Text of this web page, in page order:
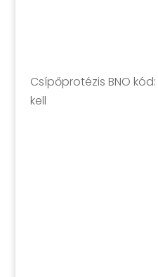
Csípőprotézis BNO
kell